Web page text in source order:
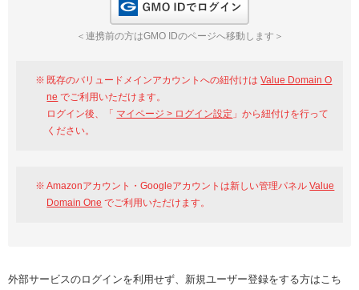
※AmazonはValue Domain Oneのログイン画面へ遷移します
GMO ID
＜連携前の方はGMO IDのページへ移動します＞
既存のバリュードメインアカウントへの紐付けはValue Domain O
ne でご利用いただけます。
ログイン後、「 マイページ > ログイン設定 」から紐付けを行って
ください。
Amazonアカウント・Googleアカウントは新しい管理パネルValue
Domain One でご利用いただけます。
外部サービスのログインを利用せず、新規ユーザー登録をする方はこち